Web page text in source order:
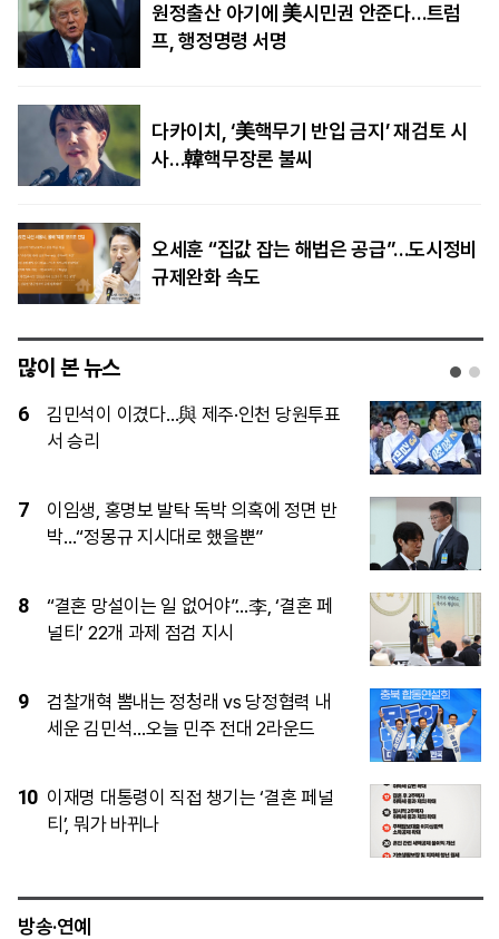
원정출산 아기에 美시민권 안준다…트럼
프, 행정명령 서명
다카이치, ‘美핵무기 반입 금지’ 재검토 시
사…韓핵무장론 불씨
오세훈 “집값 잡는 해법은 공급”…도시정비
규제완화 속도
많이 본 뉴스
1
[속보] 김민석, 與전당대회 제주·인천 당
원투표서 승리
2
제주·인천 당심은 김민석…정청래와 누적
득표 ‘초박빙’
3
[공연 어땠어?] 에스파, 3만 5000명과 연
‘컴플렉시티’
4
폭염 속 대전·당진 정전…1200여세대 ‘찜
통 불편’
5
폭염으로 하루 200명대 응급실행…3명
숨져
방송·연예